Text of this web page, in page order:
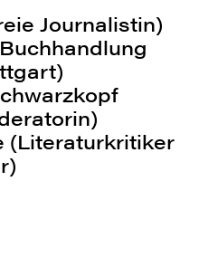
Journalistin)
(Literaturkritiker